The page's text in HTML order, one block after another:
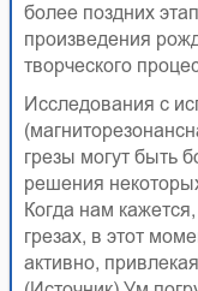
более поздних
произведения
творческого
Исследования с
грезы могут быть
решения
Когда нам
грезах, в этот
активно,